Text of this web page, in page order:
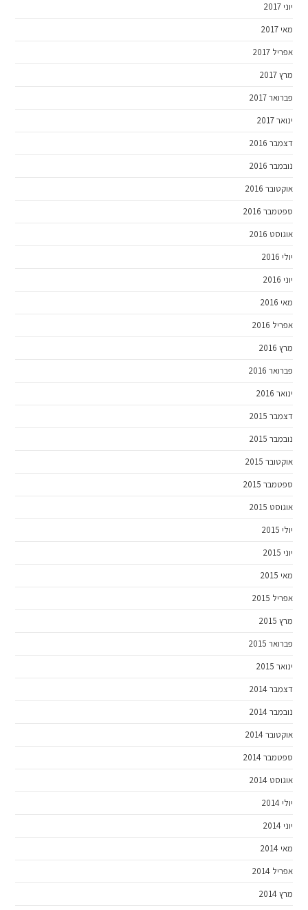
יוני 2017
מאי 2017
אפריל 2017
מרץ 2017
פברואר 2017
ינואר 2017
דצמבר 2016
נובמבר 2016
אוקטובר 2016
ספטמבר 2016
אוגוסט 2016
יולי 2016
יוני 2016
מאי 2016
אפריל 2016
מרץ 2016
פברואר 2016
ינואר 2016
דצמבר 2015
נובמבר 2015
אוקטובר 2015
ספטמבר 2015
אוגוסט 2015
יולי 2015
יוני 2015
מאי 2015
אפריל 2015
מרץ 2015
פברואר 2015
ינואר 2015
דצמבר 2014
נובמבר 2014
אוקטובר 2014
ספטמבר 2014
אוגוסט 2014
יולי 2014
יוני 2014
מאי 2014
אפריל 2014
מרץ 2014